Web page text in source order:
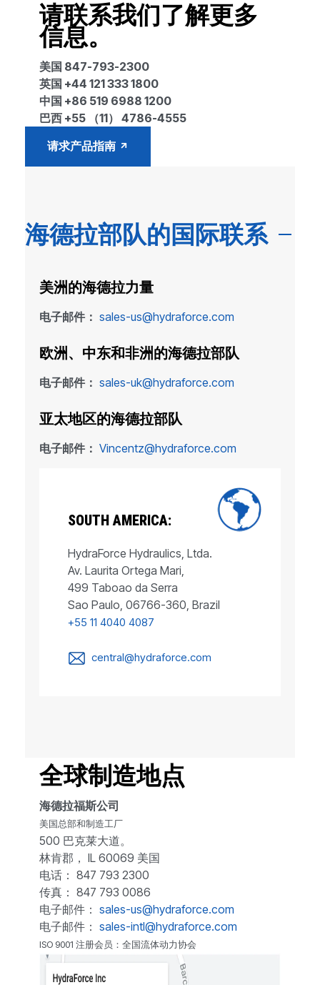
请联系我们了解更多
信息。
美国 847-793-2300
英国 +44 121 333 1800
中国 +86 519 6988 1200
巴西 +55 （11） 4786-4555
请求产品指南
海德拉部队的国际联系
美洲的海德拉力量
电子邮件： sales-us@hydraforce.com
欧洲、中东和非洲的海德拉部队
电子邮件： sales-uk@hydraforce.com
亚太地区的海德拉部队
电子邮件： Vincentz@hydraforce.com
SOUTH AMERICA:
HydraForce Hydraulics, Ltda.
Av. Laurita Ortega Mari,
499 Taboao da Serra
Sao Paulo, 06766-360, Brazil
+55 11 4040 4087
central@hydraforce.com
全球制造地点
海德拉福斯公司
美国总部和制造工厂
500 巴克莱大道。
林肯郡， IL 60069 美国
电话： 847 793 2300
传真： 847 793 0086
电子邮件： sales-us@hydraforce.com
电子邮件： sales-intl@hydraforce.com
ISO 9001 注册会员：全国流体动力协会